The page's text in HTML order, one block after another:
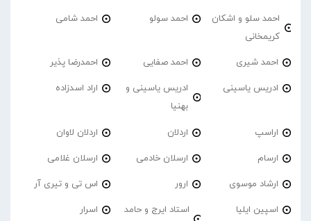
احمد سلو و اشکان
کریمخانی
احمد سولو احمد شامی
احمد شیری احمد صفایی احمدرضا پذیر
ادریس یاسینی
ادریس یاسینی و
بهنیا
اراد اسدزاده
اراسپ اردلان اردلان لاوان
ارسام ارسلان خادمی ارسلان غلامی
ارشاد موسوی ارور اس تی و تیری آر
اسپین ایلیا
استاد ایرج و حامد
اسرار